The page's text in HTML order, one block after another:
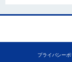
プライバシーポ